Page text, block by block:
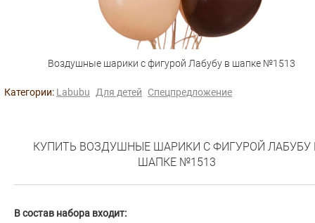
Воздушные шарики с фигурой Лабубу в шапке №1513
Категории: Labubu Для детей Спецпредложение
КУПИТЬ ВОЗДУШНЫЕ ШАРИКИ С ФИГУРОЙ ЛАБУБУ
ШАПКЕ №1513
В состав набора входит: